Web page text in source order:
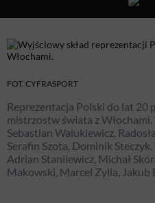
FOT. CYFRASPORT
Reprezentacja Polski do lat 20
mistrzostw świata z
Sebastian Walukiewicz,
Serafin Szota, Dominik
Adrian Stanilewicz, Michał
Makowski, Marcel Zylla, Jakub